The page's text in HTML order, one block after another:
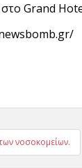
Grand
νοσοκομείων.